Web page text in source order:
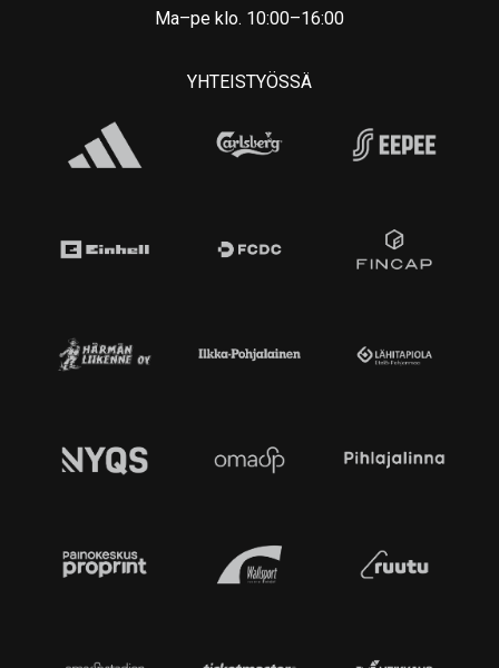
Ma–pe klo. 10:00–16:00
YHTEISTYÖSSÄ